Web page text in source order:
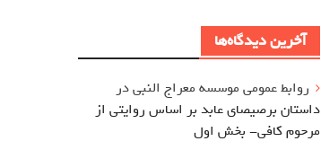
آخرین دیدگاه‌ها
روابط عمومی موسسه معراج النبیدر
داستان برصیصای عابد بر اساس روایتی از
مرحوم کافی- بخش اول